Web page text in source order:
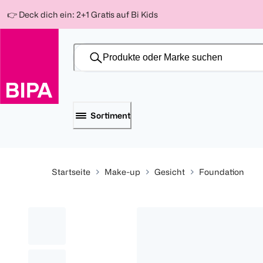
-10%
Für
150 Ös
-15%
Für
300 Ös
-20%
Für
500 Ös
zum
👉 Deck dich ein: 2+1 Gratis auf Bi Kids
Sortiment
Startseite Make-up Gesicht Foundation